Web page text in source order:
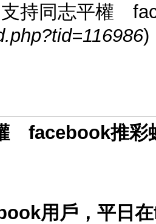
持同志平權
)
facebook推彩
用戶，平日